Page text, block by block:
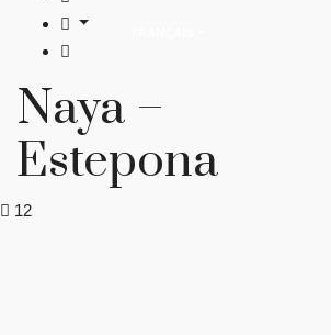
Naya –
Estepona
12